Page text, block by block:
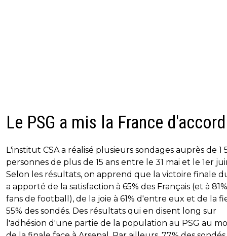
Le PSG a mis la France d'accord
L'institut CSA a réalisé plusieurs sondages auprès de 1
personnes de plus de 15 ans entre le 31 mai et le 1er
Selon les résultats, on apprend que la victoire finale
a apporté de la satisfaction à 65% des Français (et à
fans de football), de la joie à 61% d'entre eux et de la
55% des sondés. Des résultats qui en disent long sur
l'adhésion d'une partie de la population au PSG au